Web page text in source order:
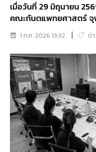
เมื่อวันที่ 29 มิถุนายน
คณะทันตแพทยศาสตร์ จุ
ทางทันตกรรมศพนิรนามที่
1 ก.ค. 2026 13:32 ข่